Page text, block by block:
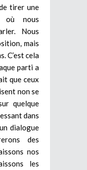
tirer une
où nous
Nous
mais
C’est cela
parti a
que ceux
non se
quelque
dans
dialogue
des
nos
les